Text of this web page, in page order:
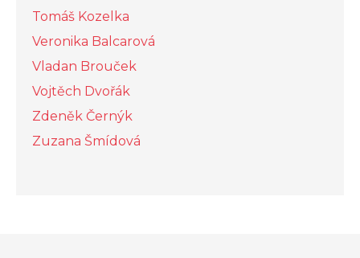
Tomáš Kozelka
Veronika Balcarová
Vladan Brouček
Vojtěch Dvořák
Zdeněk Černýk
Zuzana Šmídová